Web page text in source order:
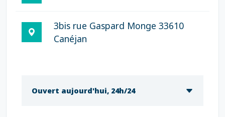
3bis rue Gaspard Monge 33610
Canéjan
Ouvert aujourd'hui, 24h/24